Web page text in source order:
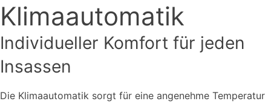
Klimaautomatik
Individueller Komfort für jeden
Insassen
Die Klimaautomatik sorgt für eine angenehme Temperatur